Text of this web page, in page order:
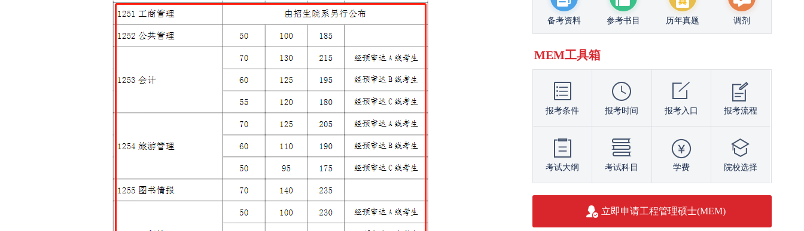
备考资料 参考书目 历年真题 调剂
MEM工具箱
报考条件 报考时间 报考入口 报考流程
考试大纲 考试科目 学费 院校选择
立即申请工程管理硕士(MEM)